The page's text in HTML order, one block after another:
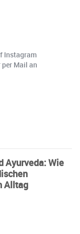
Instagram
Mail an
Ayurveda: Wie
Alltag